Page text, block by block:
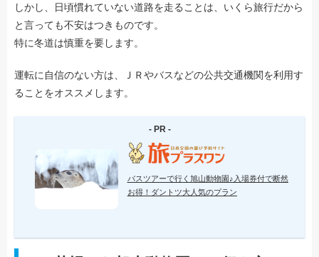
しかし、日頃慣れていない道路を走ることは、いくら旅行だから
と言っても不安はつきものです。
特に冬道は慎重を要します。
運転に自信のない方は、ＪＲやバスなどの公共交通機関を利用す
ることをオススメします。
- PR -
バスツアーで行く旭山動物園♪入場券付で断然
お得！ダントツ大人気のプラン